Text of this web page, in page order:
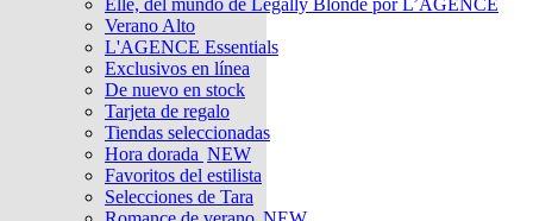
Elle, del mundo de Legally Blonde por L’AGENCE
Verano Alto
L'AGENCE Essentials
Exclusivos en línea
De nuevo en stock
Tarjeta de regalo
Tiendas seleccionadas
Hora dorada NEW
Favoritos del estilista
Selecciones de Tara